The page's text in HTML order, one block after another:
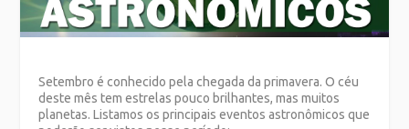
Setembro é conhecido pela chegada da primavera. O céu
deste mês tem estrelas pouco brilhantes, mas muitos
planetas. Listamos os principais eventos astronômicos que